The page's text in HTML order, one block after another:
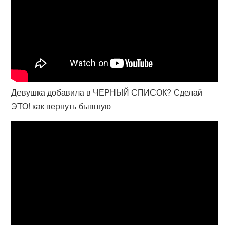
Девушка добавила в ЧЕРНЫЙ СПИСОК? Сделай
ЭТО! как вернуть бывшую